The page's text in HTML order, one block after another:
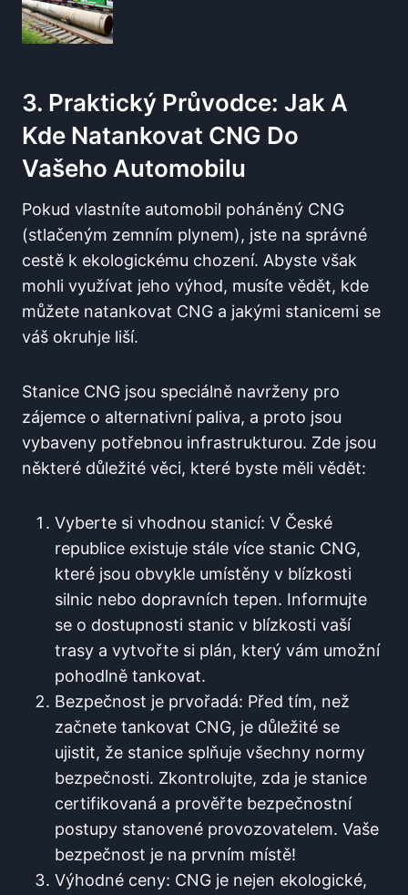
3. Praktický Průvodce: Jak A
Kde Natankovat CNG Do
Vašeho Automobilu
Pokud vlastníte automobil poháněný CNG
(stlačeným zemním plynem), jste na správné
cestě k ekologickému chození. Abyste však
mohli využívat jeho výhod, musíte vědět, kde
můžete natankovat CNG a jakými stanicemi se
váš okruhje liší.
Stanice CNG jsou speciálně navrženy pro
zájemce o alternativní paliva, a proto jsou
vybaveny potřebnou infrastrukturou. Zde jsou
některé důležité věci, které byste měli vědět:
Vyberte si vhodnou stanicí: V České
republice existuje stále více stanic CNG,
které jsou obvykle umístěny v blízkosti
silnic nebo dopravních tepen. Informujte
se o dostupnosti stanic v blízkosti vaší
trasy a vytvořte si plán, který vám umožní
pohodlně tankovat.
Bezpečnost je prvořadá: Před tím, než
začnete tankovat CNG, je důležité se
ujistit, že stanice splňuje všechny normy
bezpečnosti. Zkontrolujte, zda je stanice
certifikovaná a prověřte bezpečnostní
postupy stanovené provozovatelem. Vaše
bezpečnost je na prvním místě!
Výhodné ceny: CNG je nejen ekologické,